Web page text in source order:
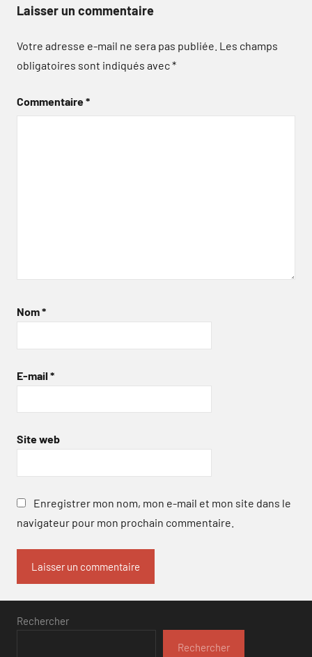
Laisser un commentaire
Votre adresse e-mail ne sera pas publiée. Les champs
obligatoires sont indiqués avec*
Commentaire*
Nom*
E-mail *
Site web
Enregistrer mon nom, mon e-mail et mon site dans le
navigateur pour mon prochain commentaire.
Rechercher
Rechercher